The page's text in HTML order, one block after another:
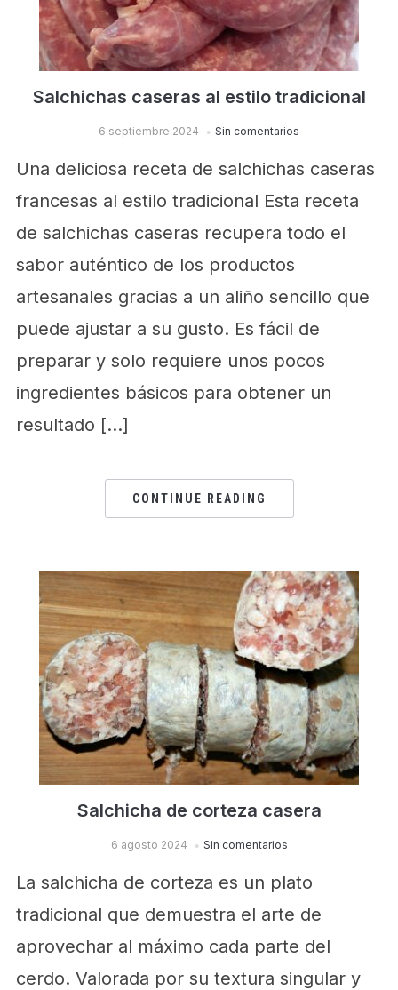
Salchichas caseras al estilo tradicional
6 septiembre 2024 Sin comentarios
Una deliciosa receta de salchichas caseras
francesas al estilo tradicional Esta receta
de salchichas caseras recupera todo el
sabor auténtico de los productos
artesanales gracias a un aliño sencillo que
puede ajustar a su gusto. Es fácil de
preparar y solo requiere unos pocos
ingredientes básicos para obtener un
resultado […]
CONTINUE READING
Salchicha de corteza casera
6 agosto 2024 Sin comentarios
La salchicha de corteza es un plato
tradicional que demuestra el arte de
aprovechar al máximo cada parte del
cerdo. Valorada por su textura singular y